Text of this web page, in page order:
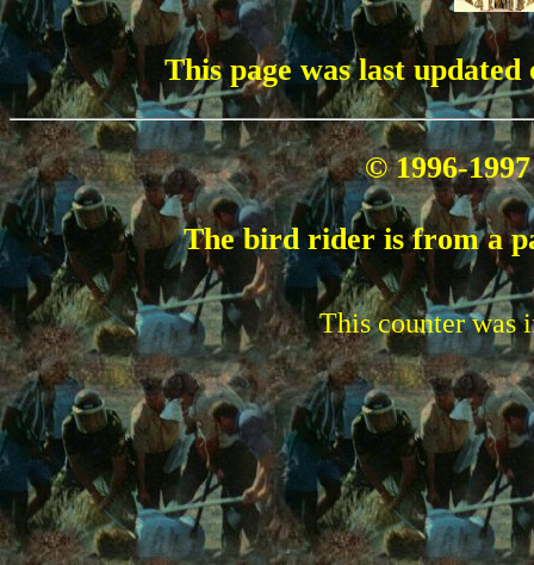
This page was last
© 1996-
The bird rider is from a
This counter was